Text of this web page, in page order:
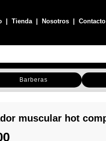
|Tienda| Nosotros |Contacto
Barberas
muscular hot